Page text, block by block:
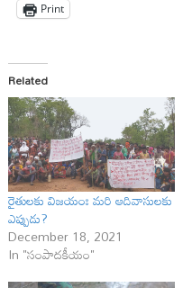
Print
Related
రైతులకు విజ‌యంః మ‌రి ఆదివాసుల‌కు
ఎప్పుడు?
December 18, 2021
In "సంపాదకీయం"